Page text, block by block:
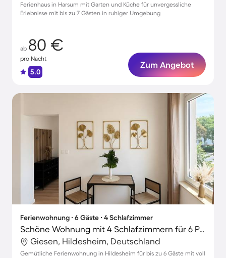
Ferienhaus in Harsum mit Garten und Küche für unvergessliche
Erlebnisse mit bis zu 7 Gästen in ruhiger Umgebung
ab 80 €
pro Nacht
5.0
Zum Angebot
Ferienwohnung ∙ 6 Gäste ∙ 4 Schlafzimmer
Schöne Wohnung mit 4 Schlafzimmern für 6 Personen
Giesen, Hildesheim, Deutschland
Gemütliche Ferienwohnung in Hildesheim für bis zu 6 Gäste mit voll